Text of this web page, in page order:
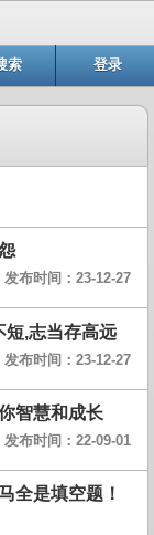
索 登录
发布时间：23-12-27
短,志当存高远
发布时间：23-12-27
智慧和成长
发布时间：22-09-01
全是填空题！